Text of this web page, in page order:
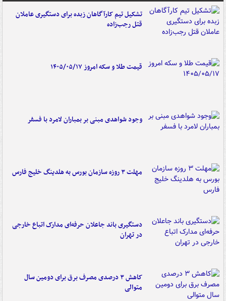
تشکیل تیم کارآگاهان زبده برای دستگیری عاملان
قتل رجب‌زاده
قیمت طلا و سکه امروز ۱۴۰۵/۰۵/۱۷
وجود شواهدی مبنی بر بمباران لامرد با فسفر
مهلت ۳ روزه سازمان بورس به هلدینگ خلیج فارس
دستگیری باند جاعلان حرفه‌ای مدارک اتباع خارجی
در تهران
کاهش ۳ درصدی مصرف برق برای دومین سال
متوالی